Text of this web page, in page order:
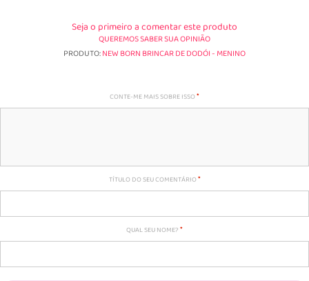
Seja o primeiro a comentar este produto
QUEREMOS SABER SUA OPINIÃO
PRODUTO:NEW BORN BRINCAR DE DODÓI - MENINO
CONTE-ME MAIS SOBRE ISSO
TÍTULO DO SEU COMENTÁRIO
QUAL SEU NOME?